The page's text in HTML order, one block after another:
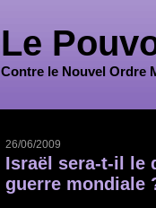
Le
Contre le Nouvel Ordre
26/06/2009
Israël sera-t-il le
guerre mondiale